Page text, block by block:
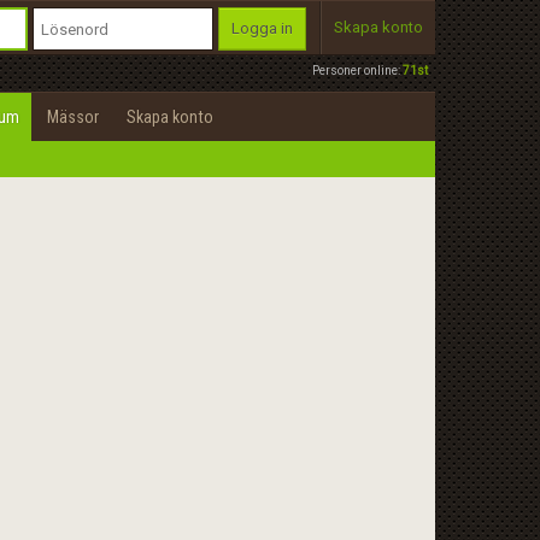
Personer online:71st
Logga in Skapa konto
Mässor Skapa konto